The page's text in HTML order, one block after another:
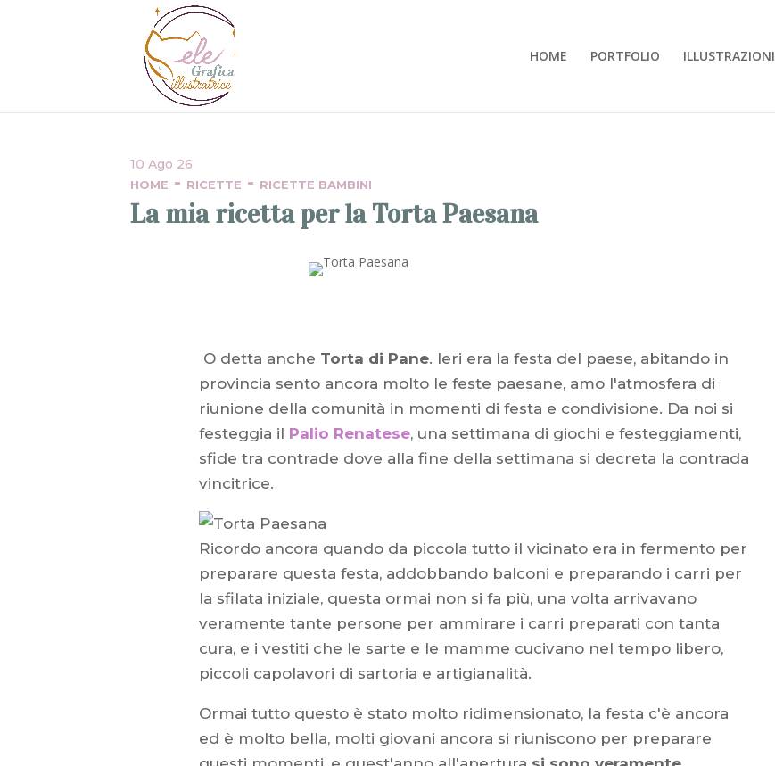
HOME PORTFOLIO ILLUSTRAZIONI
HOME - RICETTE - RICETTE BAMBINI
10 Ago 26
La mia ricetta per la Torta Paesana
O detta anche Torta di Pane. Ieri era la festa del paese, abitando in
provincia sento ancora molto le feste paesane, amo l'atmosfera di
riunione della comunità in momenti di festa e condivisione. Da noi si
festeggia il Palio Renatese, una settimana di giochi e festeggiamenti,
sfide tra contrade dove alla fine della settimana si decreta la contrada
vincitrice.
Ricordo ancora quando da piccola tutto il vicinato era in fermento per
preparare questa festa, addobbando balconi e preparando i carri per
la sfilata iniziale, questa ormai non si fa più, una volta arrivavano
veramente tante persone per ammirare i carri preparati con tanta
cura, e i vestiti che le sarte e le mamme cucivano nel tempo libero,
piccoli capolavori di sartoria e artigianalità.
Ormai tutto questo è stato molto ridimensionato, la festa c'è ancora
ed è molto bella, molti giovani ancora si riuniscono per preparare